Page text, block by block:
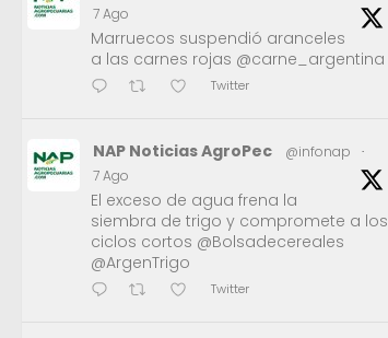
7 Ago
Marruecos suspendió aranceles
a las carnes rojas @carne_argentina
Twitter
NAP Noticias AgroPec @infonap
·
7 Ago
El exceso de agua frena la
siembra de trigo y compromete a los
ciclos cortos @Bolsadecereales
@ArgenTrigo
Twitter